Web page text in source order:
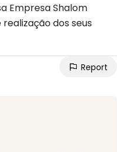
Empresa Shalom
dos seus
Report